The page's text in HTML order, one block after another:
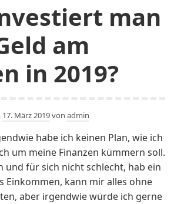
man
am
in 2019?
17. März 2019von admin
habe ich keinen Plan, wie ich
um meine Finanzen kümmern soll.
und für sich nicht schlecht, hab ein
Einkommen, kann mir alles ohne
aber irgendwie würde ich gerne